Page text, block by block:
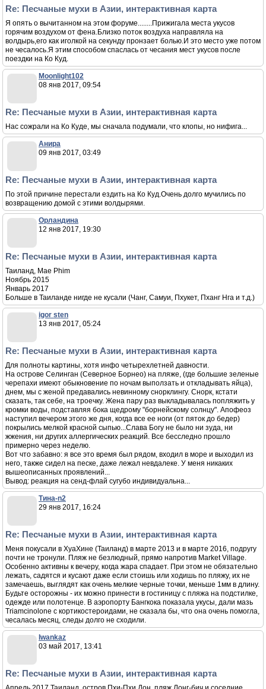
Re: Песчаные мухи в Азии, интерактивная карта
Я опять о вычитанном на этом форуме........Прижигала места укусов
горячим воздухом от фена.Близко поток воздуха направляла на
волдырь,его как иголкой на секунду пронзает болью.И это место уже потом
не чесалось.Я этим способом спаслась от чесания мест укусов после
поездки на Ко Куд.
Moonlight102
08 янв 2017, 09:54
Re: Песчаные мухи в Азии, интерактивная карта
Нас сожрали на Ко Куде, мы сначала подумали, что клопы, но нифига...
Анира
09 янв 2017, 03:49
Re: Песчаные мухи в Азии, интерактивная карта
По этой причине перестали ездить на Ко Куд.Очень долго мучились по
возвращению домой с этими волдырями.
Орландина
12 янв 2017, 19:30
Re: Песчаные мухи в Азии, интерактивная карта
Таиланд, Mae Phim
Ноябрь 2015
Январь 2017
Больше в Таиланде нигде не кусали (Чанг, Самуи, Пхукет, Пханг Нга и т.д.)
igor sten
13 янв 2017, 05:24
Re: Песчаные мухи в Азии, интерактивная карта
Для полноты картины, хотя инфо четырехлетней давности.
На острове Селинган (Северное Борнео) на пляже, (где большие зеленые
черепахи имеют обыкновение по ночам выползать и откладывать яйца),
днем, мы с женой предавались невинному снорклингу. Снорк, кстати
сказать, так себе, на троечку. Жена пару раз выкладывалась попляжить у
кромки воды, подставляя бока щедрому "борнейскому солнцу". Апофеоз
наступил вечером этого же дня, когда все ее ноги (от пяток до бедер)
покрылись мелкой красной сыпью...Слава Богу не было ни зуда, ни
жжения, ни других аллергических реакций. Все бесследно прошло
примерно через неделю.
Вот что забавно: я все это время был рядом, входил в море и выходил из
него, также сидел на песке, даже лежал невдалеке. У меня никаких
вышеописанных проявлений...
Вывод: реакция на сенд-флай сугубо индивидуальна...
Тина-n2
29 янв 2017, 16:24
Re: Песчаные мухи в Азии, интерактивная карта
Меня покусали в ХуаХине (Таиланд) в марте 2013 и в марте 2016, подругу
почти не тронули. Пляж не безлюдный, прямо напротив Market Village.
Особенно активны к вечеру, когда жара спадает. При этом не обязательно
лежать, садятся и кусают даже если стоишь или ходишь по пляжу, их не
замечаешь, выглядят как очень мелкие черные точки, меньше 1мм в длину.
Будьте осторожны - их можно принести в гостиницу с пляжа на подстилке,
одежде или полотенце. В аэропорту Бангкока показала укусы, дали мазь
Triamcinolone с кортикостероидами, не сказала бы, что она очень помогла,
чесалась месяц, следы долго не сходили.
Iwankaz
03 май 2017, 13:41
Re: Песчаные мухи в Азии, интерактивная карта